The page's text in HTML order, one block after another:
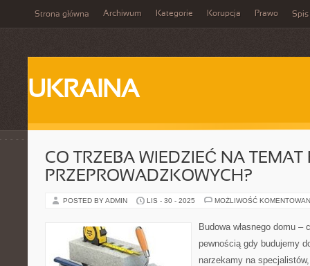
Strona główna Archiwum Kategorie Korupcja Prawo Spis
UKRAINA
CO TRZEBA WIEDZIEĆ NA TEMAT
PRZEPROWADZKOWYCH?
POSTED BY ADMIN LIS - 30 - 2025 MOŻLIWOŚĆ
Budowa własnego domu –
pewnością gdy budujemy
narzekamy na